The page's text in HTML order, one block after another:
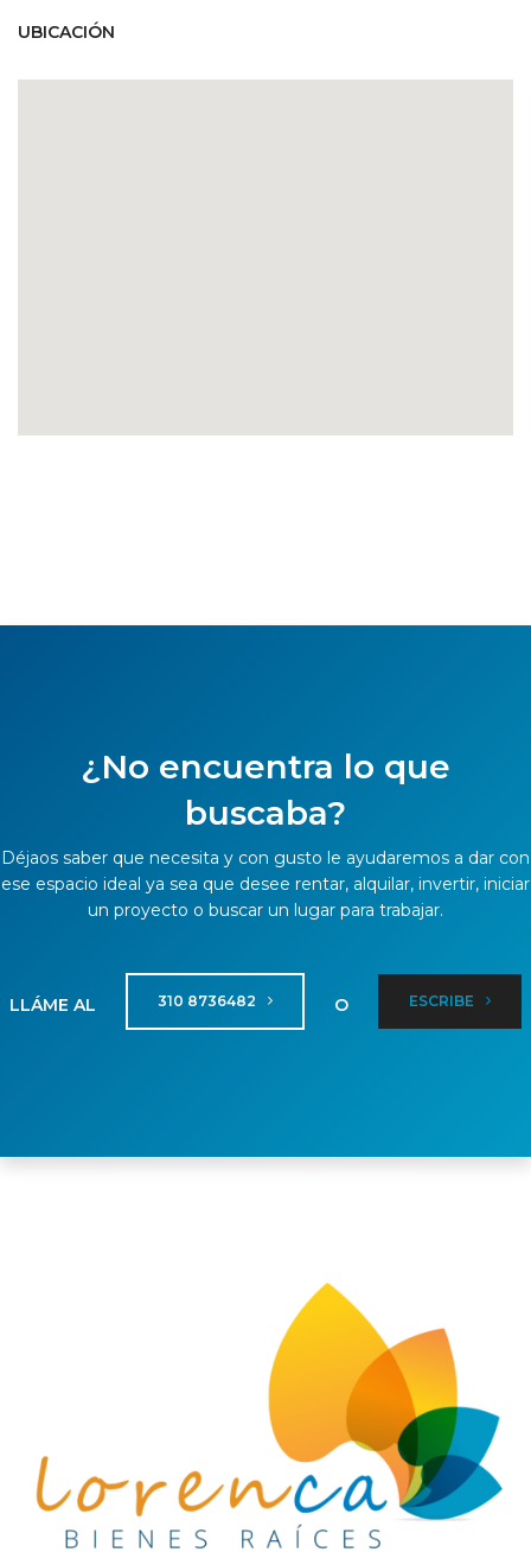
UBICACIÓN
¿No encuentra lo que
buscaba?
Déjaos saber que necesita y con gusto le ayudaremos a dar con
ese espacio ideal ya sea que desee rentar, alquilar, invertir, iniciar
un proyecto o buscar un lugar para trabajar.
LLÁME AL 310 8736482 O ESCRIBE